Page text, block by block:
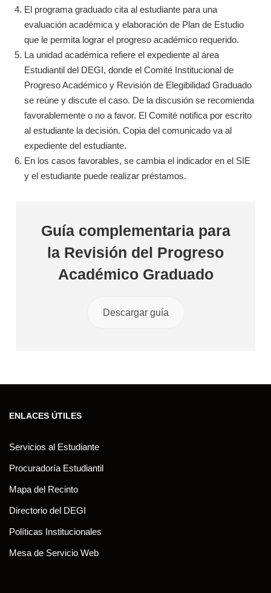
El programa graduado cita al estudiante para una
evaluación académica y elaboración de Plan de Estudio
que le permita lograr el progreso académico requerido.
La unidad académica refiere el expediente al área
Estudiantil del DEGI, donde el Comité Institucional de
Progreso Académico y Revisión de Elegibilidad Graduado
se reúne y discute el caso. De la discusión se recomienda
favorablemente o no a favor. El Comité notifica por escrito
al estudiante la decisión. Copia del comunicado va al
expediente del estudiante.
En los casos favorables, se cambia el indicador en el SIE
y el estudiante puede realizar préstamos.
Guía complementaria para
la Revisión del Progreso
Académico Graduado
Descargar guía
ENLACES ÚTILES
Servicios al Estudiante
Procuradoría Estudiantil
Mapa del Recinto
Directorio del DEGI
Políticas Institucionales
Mesa de Servicio Web